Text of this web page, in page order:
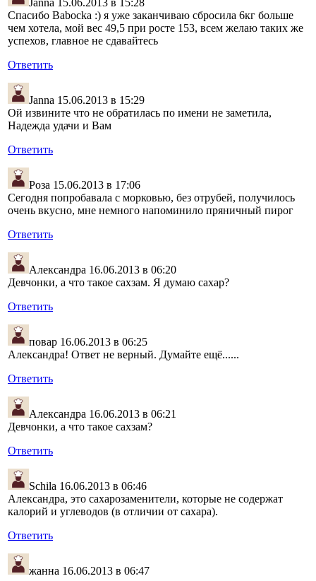
Janna
15.06.2013 в 15:28
Спасибо Babocka :) я уже заканчиваю сбросила 6кг больше
чем хотела, мой вес 49,5 при росте 153, всем желаю таких же
успехов, главное не сдавайтесь
Ответить
Janna 15.06.2013 в 15:29
Ой извините что не обратилась по имени не заметила,
Надежда удачи и Вам
Ответить
Роза 15.06.2013 в 17:06
Сегодня попробавала с морковью, без отрубей, получилось
очень вкусно, мне немного напоминило пряничный пирог
Ответить
Александра 16.06.2013 в 06:20
Девчонки, а что такое сахзам. Я думаю сахар?
Ответить
повар 16.06.2013 в 06:25
Александра! Ответ не верный. Думайте ещё......
Ответить
Александра 16.06.2013 в 06:21
Девчонки, а что такое сахзам?
Ответить
Schila 16.06.2013 в 06:46
Александра, это сахарозаменители, которые не содержат
калорий и углеводов (в отличии от сахара).
Ответить
жанна 16.06.2013 в 06:47